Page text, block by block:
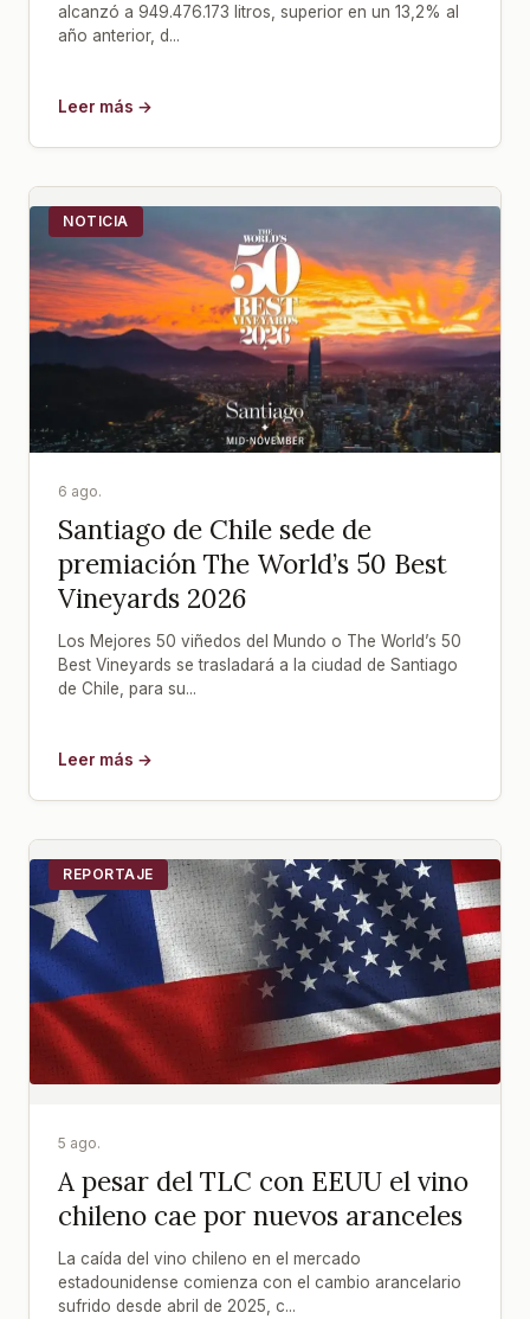
alcanzó a 949.476.173 litros, superior en un 13,2% al
año anterior, d...
Leer más →
NOTICIA
6 ago.
Santiago de Chile sede de
premiación The World’s 50 Best
Vineyards 2026
Los Mejores 50 viñedos del Mundo o The World’s 50
Best Vineyards se trasladará a la ciudad de Santiago
de Chile, para su...
Leer más →
REPORTAJE
5 ago.
A pesar del TLC con EEUU el vino
chileno cae por nuevos aranceles
La caída del vino chileno en el mercado
estadounidense comienza con el cambio arancelario
sufrido desde abril de 2025, c...